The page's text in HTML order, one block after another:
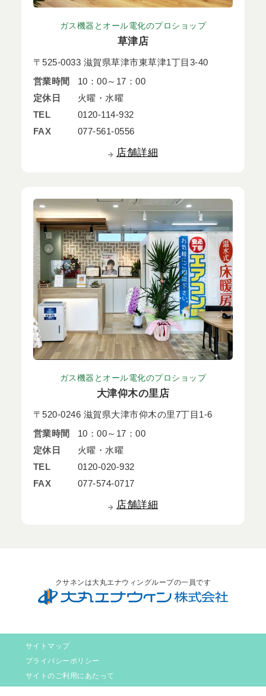
ガス機器とオール電化のプロショップ
草津店
〒525-0033 滋賀県草津市東草津1丁目3-40
営業時間
10：00～17：00
定休日
火曜・水曜
TEL
0120-114-932
FAX
077-561-0556
店舗詳細
ガス機器とオール電化のプロショップ
大津仰木の里店
〒520-0246 滋賀県大津市仰木の里7丁目1-6
営業時間
10：00～17：00
定休日
火曜・水曜
TEL
0120-020-932
FAX
077-574-0717
店舗詳細
クサネンは大丸エナウィングループの一員です
サイトマップ
プライバシーポリシー
サイトのご利用にあたって